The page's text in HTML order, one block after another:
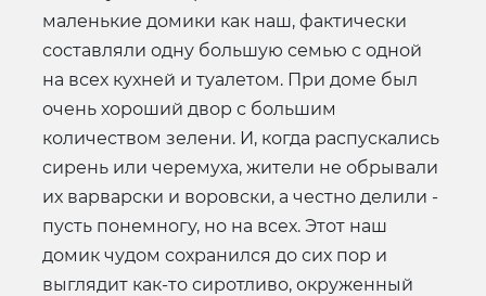
маленькие домики как наш, фактически
составляли одну большую семью с одной
на всех кухней и туалетом. При доме был
очень хороший двор с большим
количеством зелени. И, когда распускались
сирень или черемуха, жители не обрывали
их варварски и воровски, а честно делили -
пусть понемногу, но на всех. Этот наш
домик чудом сохранился до сих пор и
выглядит как-то сиротливо, окруженный